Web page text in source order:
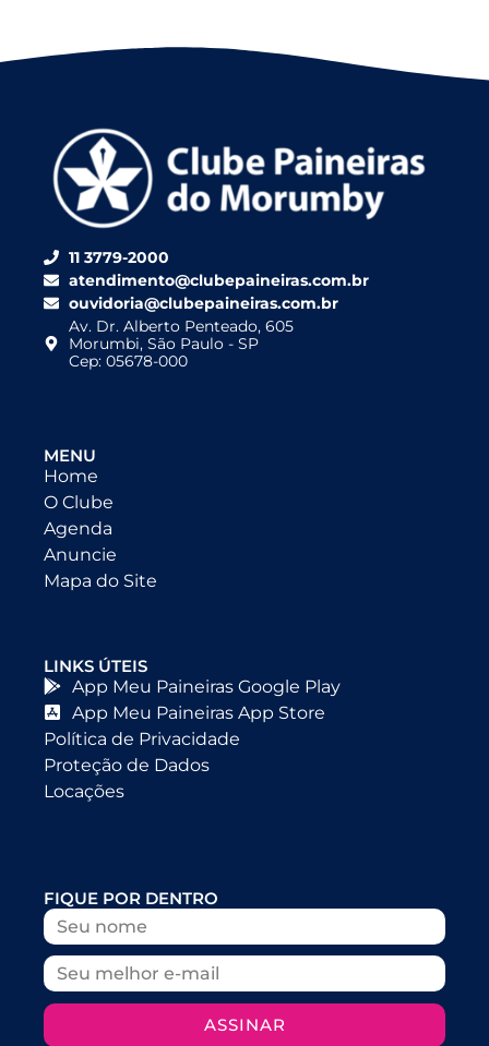
11 3779-2000
atendimento@clubepaineiras.com.br
ouvidoria@clubepaineiras.com.br
Av. Dr. Alberto Penteado, 605
Morumbi, São Paulo - SP
Cep: 05678-000
MENU
Home
O Clube
Agenda
Anuncie
Mapa do Site
LINKS ÚTEIS
App Meu Paineiras Google Play
App Meu Paineiras App Store
Política de Privacidade
Proteção de Dados
Locações
FIQUE POR DENTRO
ASSINAR